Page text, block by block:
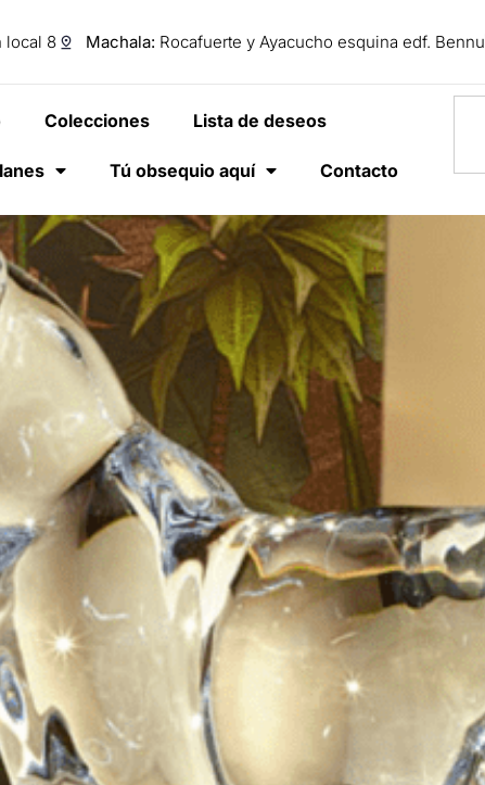
local 8 Machala: Rocafuerte y Ayacucho esquina edf. Bennu
Colecciones Lista de deseos
Tú obsequio aquí Contacto